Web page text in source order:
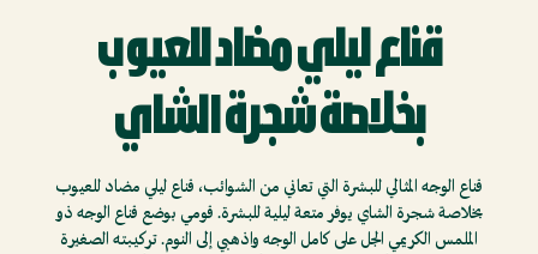
قناع ليلي مضاد للعيوب
بخلاصة شجرة الشاي
قناع الوجه المثالي للبشرة التي تعاني من الشوائب، قناع ليلي مضاد للعيوب
بخلاصة شجرة الشاي يوفر متعة ليلية للبشرة. قومي بوضع قناع الوجه ذو
الملمس الكريمي الجل على كامل الوجه واذهبي إلى النوم. تركيبته الصغيرة